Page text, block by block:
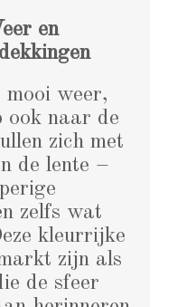
en
weer,
ook naar de
zich met
de lente –
zelfs wat
kleurrijke
zijn als
de sfeer